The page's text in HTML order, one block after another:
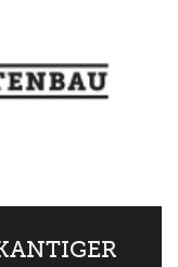
W